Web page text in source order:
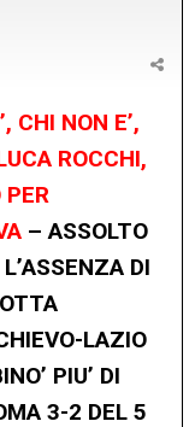
CHI NON E’,
ROCCHI,
PER
– ASSOLTO
DI
LAZIO
PIU’ DI
3-2 DEL 5